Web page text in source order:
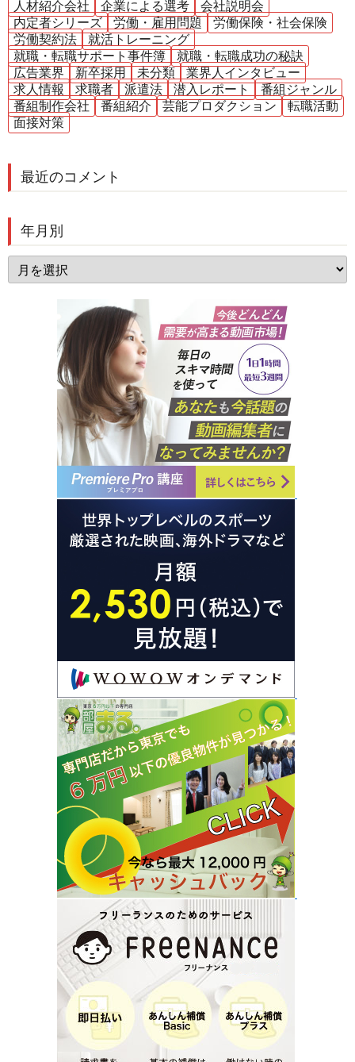
人材紹介会社
企業による選考
会社説明会
内定者シリーズ
労働・雇用問題
労働保険・社会保険
労働契約法
就活トレーニング
就職・転職サポート事件簿
就職・転職成功の秘訣
広告業界
新卒採用 未分類
業界人インタビュー
求人情報
求職者 派遣法 潜入レポート
番組ジャンル
番組制作会社
番組紹介 芸能プロダクション
転職活動
面接対策
最近のコメント
年月別
月